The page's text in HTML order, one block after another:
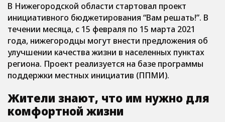
В Нижегородской области стартовал проект
инициативного бюджетирования “Вам решать!”. В
течении месяца, с 15 февраля по 15 марта 2021
года, нижегородцы могут внести предложения об
улучшении качества жизни в населенных пунктах
региона. Проект реализуется на базе программы
поддержки местных инициатив (ППМИ).
Жители знают, что им нужно для
комфортной жизни